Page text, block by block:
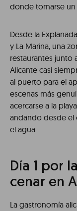
donde tomarse
Desde la
y La Marina, una
restaurantes junto
Alicante casi
al puerto para el
escenas más
acercarse a la
andando desde el
el agua.
Día 1 por
cenar en
La gastronomía